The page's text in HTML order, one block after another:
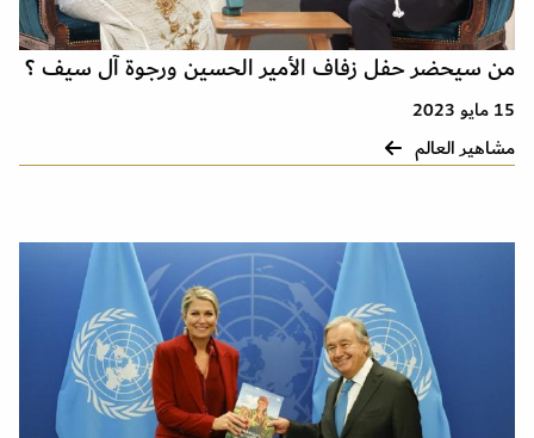
من سيحضر حفل زفاف الأمير الحسين ورجوة آل سيف ؟
15 مايو 2023
مشاهير العالم